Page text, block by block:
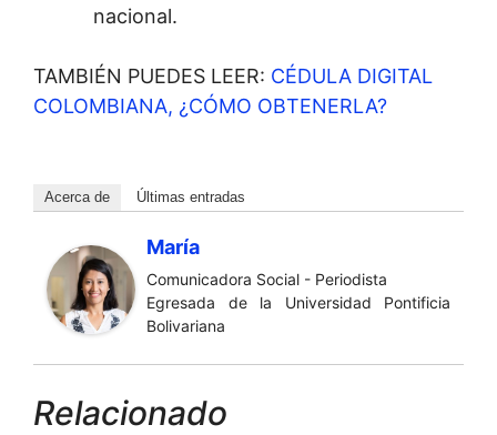
nacional.
TAMBIÉN PUEDES LEER: CÉDULA DIGITAL
COLOMBIANA, ¿CÓMO OBTENERLA?
Acerca de Últimas entradas
María
Comunicadora Social - Periodista
Egresada de la Universidad Pontificia
Bolivariana
Relacionado